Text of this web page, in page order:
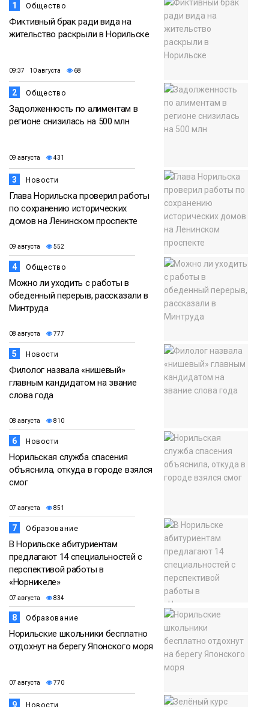
1 Общество
Фиктивный брак ради вида на
жительство раскрыли в Норильске
09:37 10 августа 68
2 Общество
Задолженность по алиментам в
регионе снизилась на 500 млн
09 августа 431
3 Новости
Глава Норильска проверил работы
по сохранению исторических
домов на Ленинском проспекте
09 августа 552
4 Общество
Можно ли уходить с работы в
обеденный перерыв, рассказали в
Минтруда
08 августа 777
5 Новости
Филолог назвала «нишевый»
главным кандидатом на звание
слова года
08 августа 810
6 Новости
Норильская служба спасения
объяснила, откуда в городе взялся
смог
07 августа 851
7 Образование
В Норильске абитуриентам
предлагают 14 специальностей с
перспективой работы в
«Норникеле»
07 августа 834
8 Образование
Норильские школьники бесплатно
отдохнут на берегу Японского моря
07 августа 770
9